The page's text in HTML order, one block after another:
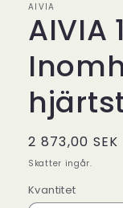
AIVIA
AIVIA
Ordinarie
pris
2 873,00 SEK
Skatter ingår.
Kvantitet
Kvantitet